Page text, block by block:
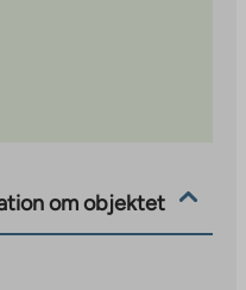
om objektet